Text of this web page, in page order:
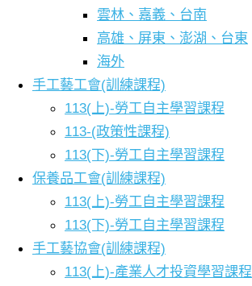
雲林、嘉義、台南
高雄、屏東、澎湖、台東
海外
手工藝工會(訓練課程)
113(上)-勞工自主學習課程
113-(政策性課程)
113(下)-勞工自主學習課程
保養品工會(訓練課程)
113(上)-勞工自主學習課程
113(下)-勞工自主學習課程
手工藝協會(訓練課程)
113(上)-產業人才投資學習課程